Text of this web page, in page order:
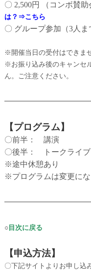
〇 2,500円 （コンボ賛助
は？⇒こちら
〇 グループ参加（3人
※開催当日の受付はできま
※お振り込み後のキャンセ
ん。ご注意ください。
【プログラム】
〇前半： 講演
〇後半： トークライブ
※途中休憩あり
※プログラムは変更に
○目次に戻る
【申込方法】
〇下記サイトよりお申し込